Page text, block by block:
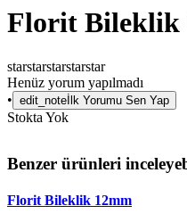
Florit Bileklik
starstarstarstarstar
Henüz yorum yapılmadı
• edit_note İlk Yorumu Sen Yap
Stokta Yok
Benzer ürünleri
Florit Bileklik 12mm